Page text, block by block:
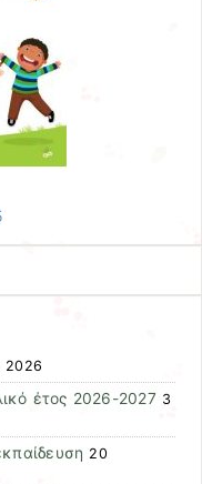
2026
έτος 2026-2027 3
20